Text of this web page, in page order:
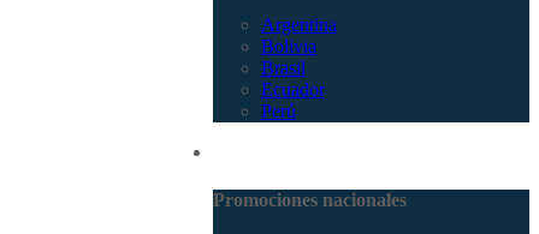
Argentina
Bolivia
Brasil
Ecuador
Perú
Promociones nacionales